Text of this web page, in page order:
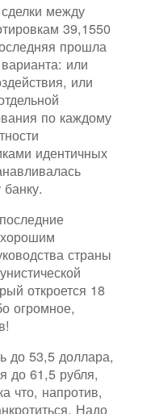
между
39,1550
прошла
или
или
по каждому
идентичных
страны
откроется 18
огромное,
до 53,5 доллара,
до 61,5 рубля,
что, напротив,
Надо